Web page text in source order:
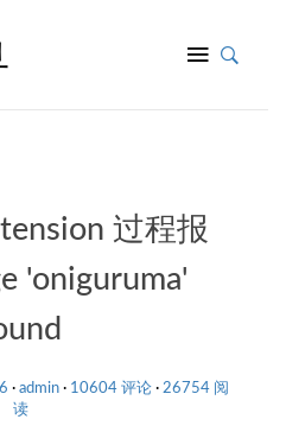
过程报
'oniguruma'
admin 10604 评论
26754 阅
读